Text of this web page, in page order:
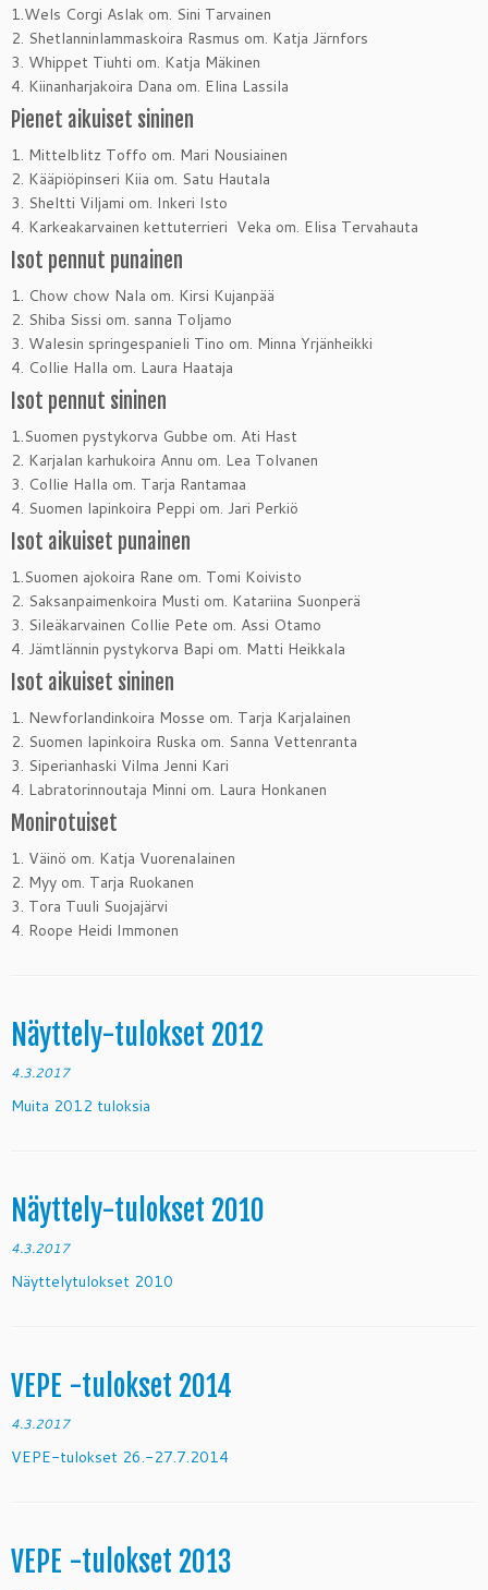
1.Wels Corgi Aslak om. Sini Tarvainen
2. Shetlanninlammaskoira Rasmus om. Katja Järnfors
3. Whippet Tiuhti om. Katja Mäkinen
4. Kiinanharjakoira Dana om. Elina Lassila
Pienet aikuiset sininen
1. Mittelblitz Toffo om. Mari Nousiainen
2. Kääpiöpinseri Kiia om. Satu Hautala
3. Sheltti Viljami om. Inkeri Isto
4. Karkeakarvainen kettuterrieri Veka om. Elisa Tervahauta
Isot pennut punainen
1. Chow chow Nala om. Kirsi Kujanpää
2. Shiba Sissi om. sanna Toljamo
3. Walesin springespanieli Tino om. Minna Yrjänheikki
4. Collie Halla om. Laura Haataja
Isot pennut sininen
1.Suomen pystykorva Gubbe om. Ati Hast
2. Karjalan karhukoira Annu om. Lea Tolvanen
3. Collie Halla om. Tarja Rantamaa
4. Suomen lapinkoira Peppi om. Jari Perkiö
Isot aikuiset punainen
1.Suomen ajokoira Rane om. Tomi Koivisto
2. Saksanpaimenkoira Musti om. Katariina Suonperä
3. Sileäkarvainen Collie Pete om. Assi Otamo
4. Jämtlännin pystykorva Bapi om. Matti Heikkala
Isot aikuiset sininen
1. Newforlandinkoira Mosse om. Tarja Karjalainen
2. Suomen lapinkoira Ruska om. Sanna Vettenranta
3. Siperianhaski Vilma Jenni Kari
4. Labratorinnoutaja Minni om. Laura Honkanen
Monirotuiset
1. Väinö om. Katja Vuorenalainen
2. Myy om. Tarja Ruokanen
3. Tora Tuuli Suojajärvi
4. Roope Heidi Immonen
Näyttely-tulokset 2012
4.3.2017
Muita 2012 tuloksia
Näyttely-tulokset 2010
4.3.2017
Näyttelytulokset 2010
VEPE -tulokset 2014
4.3.2017
VEPE-tulokset 26.-27.7.2014
VEPE -tulokset 2013